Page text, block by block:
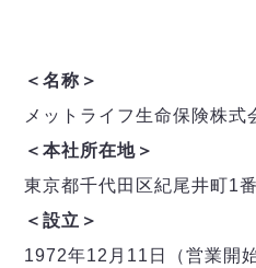
＜名称＞
メットライフ生命保険株式
＜本社所在地＞
東京都千代田区紀尾井町1
＜設立＞
1972年12月11日（営業開